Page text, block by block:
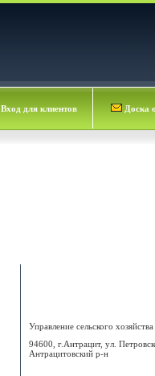
Вход для клиентов Доска
Управление сельского
94600, г.Антрацит, ул.
Антрацитовский р-н